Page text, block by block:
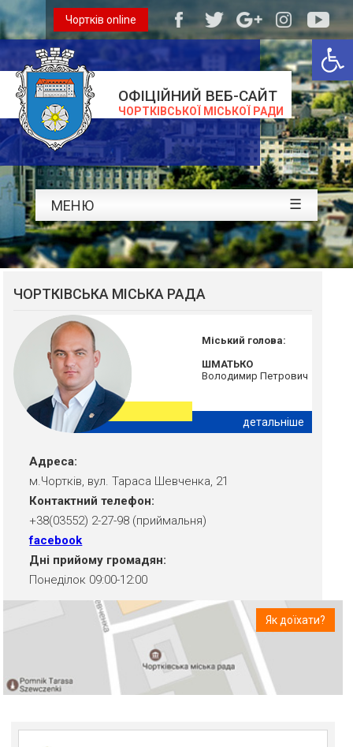
ОФІЦІЙНИЙ ВЕБ-САЙТ
ЧОРТКІВСЬКОЇ МІСЬКОЇ РАДИ
Чортків online
МЕНЮ ☰
ЧОРТКІВСЬКА МІСЬКА РАДА
Міський голова:
ШМАТЬКО
Володимир Петрович
детальніше
Адреса:
м.Чортків, вул. Тараса Шевченка, 21
Контактний телефон:
+38(03552) 2-27-98 (приймальня)
facebook
Дні прийому громадян:
Понеділок 09:00-12:00
Як доїхати?